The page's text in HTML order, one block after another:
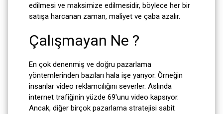
edilmesi ve maksimize edilmesidir, böylece her bir
satışa harcanan zaman, maliyet ve çaba azalır.
Çalışmayan Ne ?
En çok denenmiş ve doğru pazarlama
yöntemlerinden bazıları hala işe yarıyor. Örneğin
insanlar video reklamcılığını severler. Aslında
internet trafiğinin yüzde 69'unu video kapsıyor.
Ancak, diğer birçok pazarlama stratejisi sabit